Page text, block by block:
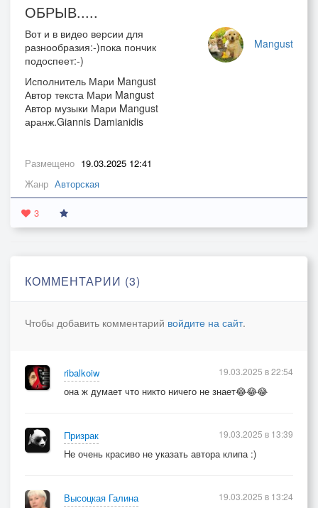
ОБРЫВ.....
Mangust
Вот и в видео версии для
разнообразия:-)пока пончик
подоспеет:-)
Исполнитель Мари Mangust
Автор текста Мари Mangust
Автор музыки Мари Mangust
аранж.Giannis Damianidis
Размещено 19.03.2025 12:41
Жанр Авторская
3
КОММЕНТАРИИ (3)
Чтобы добавить комментарий войдите на сайт.
ribalkoiw
она ж думает что никто ничего не знает😂😂😂
19.03.2025 в 22:54
Призрак
Не очень красиво не указать автора клипа :)
19.03.2025 в 13:39
Высоцкая Галина
19.03.2025 в 13:24